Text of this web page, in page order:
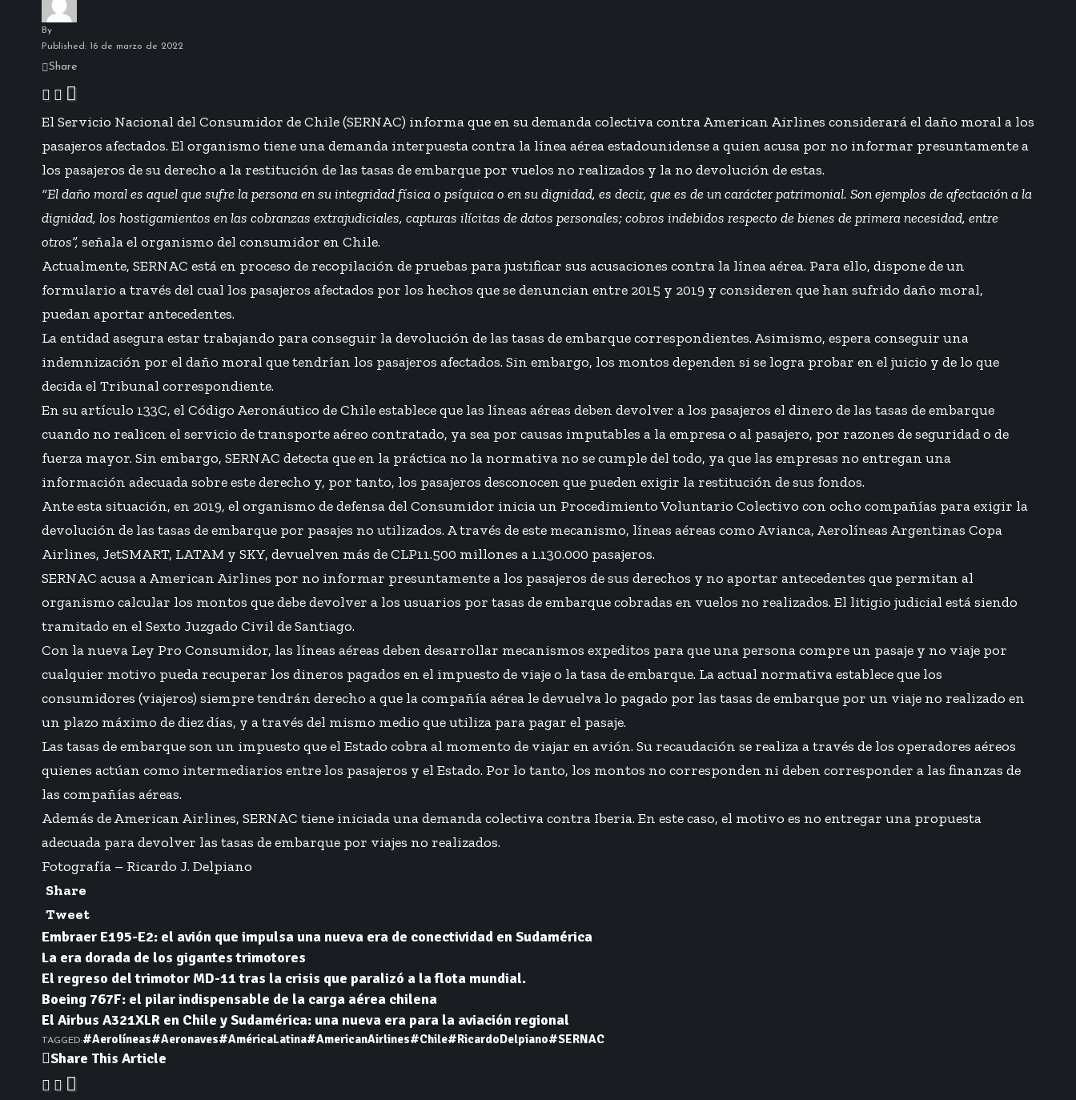
By
Published: 16 de marzo de 2022
Share
El Servicio Nacional del Consumidor de Chile (SERNAC) informa que en su demanda colectiva contra American Airlines considerará el daño moral a los
pasajeros afectados. El organismo tiene una demanda interpuesta contra la línea aérea estadounidense a quien acusa por no informar presuntamente a
los pasajeros de su derecho a la restitución de las tasas de embarque por vuelos no realizados y la no devolución de estas.
“El daño moral es aquel que sufre la persona en su integridad física o psíquica o en su dignidad, es decir, que es de un carácter patrimonial. Son ejemplos de afectación a la
dignidad, los hostigamientos en las cobranzas extrajudiciales, capturas ilícitas de datos personales; cobros indebidos respecto de bienes de primera necesidad, entre
otros”, señala el organismo del consumidor en Chile.
Actualmente, SERNAC está en proceso de recopilación de pruebas para justificar sus acusaciones contra la línea aérea. Para ello, dispone de un
formulario a través del cual los pasajeros afectados por los hechos que se denuncian entre 2015 y 2019 y consideren que han sufrido daño moral,
puedan aportar antecedentes.
La entidad asegura estar trabajando para conseguir la devolución de las tasas de embarque correspondientes. Asimismo, espera conseguir una
indemnización por el daño moral que tendrían los pasajeros afectados. Sin embargo, los montos dependen si se logra probar en el juicio y de lo que
decida el Tribunal correspondiente.
En su artículo 133C, el Código Aeronáutico de Chile establece que las líneas aéreas deben devolver a los pasajeros el dinero de las tasas de embarque
cuando no realicen el servicio de transporte aéreo contratado, ya sea por causas imputables a la empresa o al pasajero, por razones de seguridad o de
fuerza mayor. Sin embargo, SERNAC detecta que en la práctica no la normativa no se cumple del todo, ya que las empresas no entregan una
información adecuada sobre este derecho y, por tanto, los pasajeros desconocen que pueden exigir la restitución de sus fondos.
Ante esta situación, en 2019, el organismo de defensa del Consumidor inicia un Procedimiento Voluntario Colectivo con ocho compañías para exigir la
devolución de las tasas de embarque por pasajes no utilizados. A través de este mecanismo, líneas aéreas como Avianca, Aerolíneas Argentinas Copa
Airlines, JetSMART, LATAM y SKY, devuelven más de CLP11.500 millones a 1.130.000 pasajeros.
SERNAC acusa a American Airlines por no informar presuntamente a los pasajeros de sus derechos y no aportar antecedentes que permitan al
organismo calcular los montos que debe devolver a los usuarios por tasas de embarque cobradas en vuelos no realizados. El litigio judicial está siendo
tramitado en el Sexto Juzgado Civil de Santiago.
Con la nueva Ley Pro Consumidor, las líneas aéreas deben desarrollar mecanismos expeditos para que una persona compre un pasaje y no viaje por
cualquier motivo pueda recuperar los dineros pagados en el impuesto de viaje o la tasa de embarque. La actual normativa establece que los
consumidores (viajeros) siempre tendrán derecho a que la compañía aérea le devuelva lo pagado por las tasas de embarque por un viaje no realizado en
un plazo máximo de diez días, y a través del mismo medio que utiliza para pagar el pasaje.
Las tasas de embarque son un impuesto que el Estado cobra al momento de viajar en avión. Su recaudación se realiza a través de los operadores aéreos
quienes actúan como intermediarios entre los pasajeros y el Estado. Por lo tanto, los montos no corresponden ni deben corresponder a las finanzas de
las compañías aéreas.
Además de American Airlines, SERNAC tiene iniciada una demanda colectiva contra Iberia. En este caso, el motivo es no entregar una propuesta
adecuada para devolver las tasas de embarque por viajes no realizados.
Fotografía – Ricardo J. Delpiano
Share
Tweet
Embraer E195-E2: el avión que impulsa una nueva era de conectividad en Sudamérica
La era dorada de los gigantes trimotores
El regreso del trimotor MD-11 tras la crisis que paralizó a la flota mundial.
Boeing 767F: el pilar indispensable de la carga aérea chilena
El Airbus A321XLR en Chile y Sudamérica: una nueva era para la aviación regional
TAGGED:#Aerolíneas#Aeronaves#AméricaLatina#AmericanAirlines#Chile#RicardoDelpiano#SERNAC
Share This Article